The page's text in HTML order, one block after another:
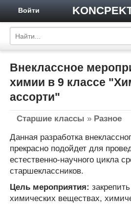
Войти
Внеклассное
химии в 9 классе
ассорти"
Старшие классы » Разное
Данная разработка
прекрасно подойдет для
естественно-научного цикла
старшеклассников.
Цель мероприятия:
химических веществах,